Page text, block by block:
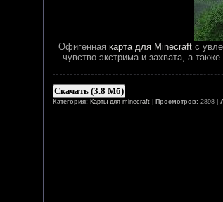
Офигенная карта для Minecraftс
чувство экстрима и захвата, а
Скачать (3.8 Мб)
Категория: Карты для minecraft Просмотров: 2898 |